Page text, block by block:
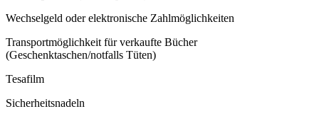
Wechselgeld oder elektronische Zahlmöglichkeiten
Transportmöglichkeit für verkaufte Bücher
(Geschenktaschen/notfalls Tüten)
Tesafilm
Sicherheitsnadeln